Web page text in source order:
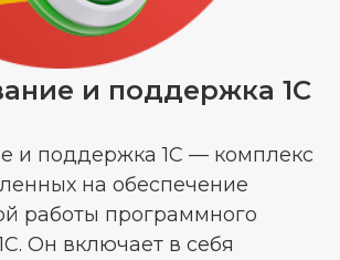
и поддержка 1С
и поддержка 1С — комплекс
на обеспечение
работы программного
Он включает в себя